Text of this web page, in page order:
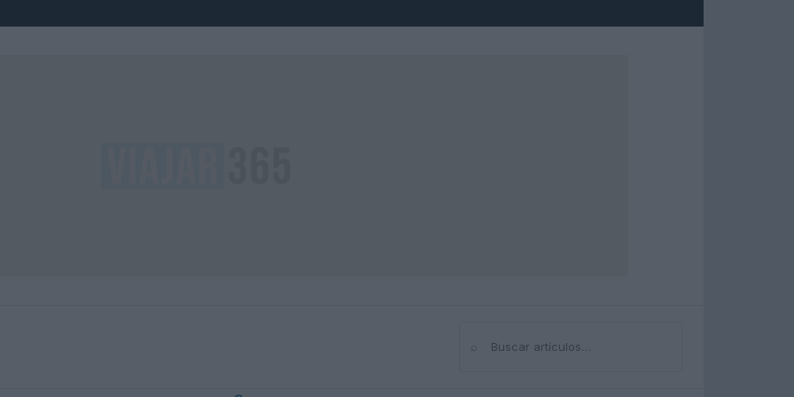
⌕Buscar